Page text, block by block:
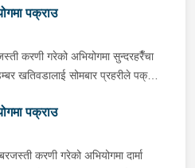
प्रहरी कार्यालय लेटाङबाट
हो । यस सम्बन्धमा प्रहरीले
पक्राउ
करणी गरेको अभियोगमा सुन्दरहरैँचा
खतिवडालाई सोमबार प्रहरीले पक्राउ
खटिएको प्रहरीले उनलाई
घटनामा संलग्न अन्य २ जनालाई
प्रहरीले आवश्यक अनुसन्धान
पक्राउ
करणी गरेको अभियोगमा दार्मा